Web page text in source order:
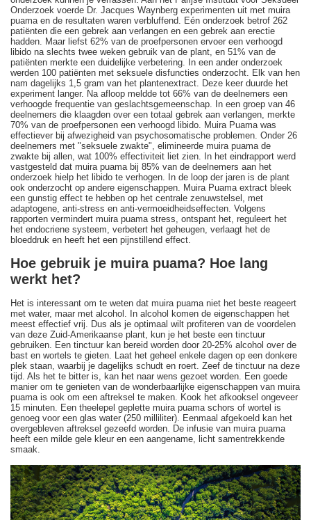
Onderzoek voerde Dr. Jacques Waynberg experimenten uit met muira
puama en de resultaten waren verbluffend. Eén onderzoek betrof 262
patiënten die een gebrek aan verlangen en een gebrek aan erectie
hadden. Maar liefst 62% van de proefpersonen ervoer een verhoogd
libido na slechts twee weken gebruik van de plant, en 51% van de
patiënten merkte een duidelijke verbetering. In een ander onderzoek
werden 100 patiënten met seksuele disfuncties onderzocht. Elk van hen
nam dagelijks 1,5 gram van het plantenextract. Deze keer duurde het
experiment langer. Na afloop meldde tot 66% van de deelnemers een
verhoogde frequentie van geslachtsgemeenschap. In een groep van 46
deelnemers die klaagden over een totaal gebrek aan verlangen, merkte
70% van de proefpersonen een verhoogd libido. Muira Puama was
effectiever bij afwezigheid van psychosomatische problemen. Onder 26
deelnemers met "seksuele zwakte", elimineerde muira puama de
zwakte bij allen, wat 100% effectiviteit liet zien. In het eindrapport werd
vastgesteld dat muira puama bij 85% van de deelnemers aan het
onderzoek hielp het libido te verhogen. In de loop der jaren is de plant
ook onderzocht op andere eigenschappen. Muira Puama extract bleek
een gunstig effect te hebben op het centrale zenuwstelsel, met
adaptogene, anti-stress en anti-vermoeidheidseffecten. Volgens
rapporten vermindert muira puama stress, ontspant het, reguleert het
het endocriene systeem, verbetert het geheugen, verlaagt het de
bloeddruk en heeft het een pijnstillend effect.
Hoe gebruik je muira puama? Hoe lang
werkt het?
Het is interessant om te weten dat muira puama niet het beste reageert
met water, maar met alcohol. In alcohol komen de eigenschappen het
meest effectief vrij. Dus als je optimaal wilt profiteren van de voordelen
van deze Zuid-Amerikaanse plant, kun je het beste een tinctuur
gebruiken. Een tinctuur kan bereid worden door 20-25% alcohol over de
bast en wortels te gieten. Laat het geheel enkele dagen op een donkere
plek staan, waarbij je dagelijks schudt en roert. Zeef de tinctuur na deze
tijd. Als het te bitter is, kan het naar wens gezoet worden. Een goede
manier om te genieten van de wonderbaarlijke eigenschappen van muira
puama is ook om een aftreksel te maken. Kook het afkooksel ongeveer
15 minuten. Een theelepel geplette muira puama schors of wortel is
genoeg voor een glas water (250 milliliter). Eenmaal afgekoeld kan het
overgebleven aftreksel gezeefd worden. De infusie van muira puama
heeft een milde gele kleur en een aangename, licht samentrekkende
smaak.